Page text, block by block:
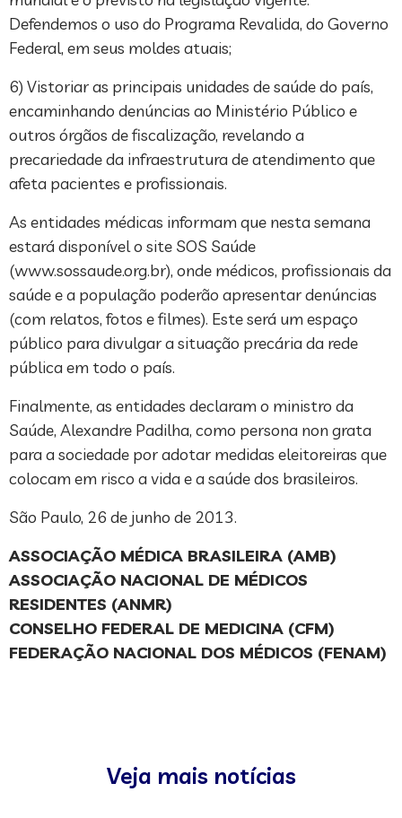
Defendemos o uso do Programa Revalida, do Governo
Federal, em seus moldes atuais;
6) Vistoriar as principais unidades de saúde do país,
encaminhando denúncias ao Ministério Público e
outros órgãos de fiscalização, revelando a
precariedade da infraestrutura de atendimento que
afeta pacientes e profissionais.
As entidades médicas informam que nesta semana
estará disponível o site SOS Saúde
(www.sossaude.org.br), onde médicos, profissionais da
saúde e a população poderão apresentar denúncias
(com relatos, fotos e filmes). Este será um espaço
público para divulgar a situação precária da rede
pública em todo o país.
Finalmente, as entidades declaram o ministro da
Saúde, Alexandre Padilha, como persona non grata
para a sociedade por adotar medidas eleitoreiras que
colocam em risco a vida e a saúde dos brasileiros.
São Paulo, 26 de junho de 2013.
ASSOCIAÇÃO MÉDICA BRASILEIRA (AMB)
ASSOCIAÇÃO NACIONAL DE MÉDICOS
RESIDENTES (ANMR)
CONSELHO FEDERAL DE MEDICINA (CFM)
FEDERAÇÃO NACIONAL DOS MÉDICOS (FENAM)
Veja mais notícias